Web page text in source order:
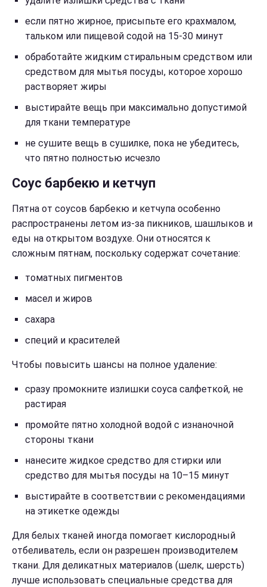
если пятно жирное, присыпьте его крахмалом,
тальком или пищевой содой на 15-30 минут
обработайте жидким стиральным средством или
средством для мытья посуды, которое хорошо
растворяет жиры
выстирайте вещь при максимально допустимой
для ткани температуре
не сушите вещь в сушилке, пока не убедитесь,
что пятно полностью исчезло
Соус барбекю и кетчуп
Пятна от соусов барбекю и кетчупа особенно
распространены летом из-за пикников, шашлыков и
еды на открытом воздухе. Они относятся к
сложным пятнам, поскольку содержат сочетание:
томатных пигментов
масел и жиров
сахара
специй и красителей
Чтобы повысить шансы на полное удаление:
сразу промокните излишки соуса салфеткой, не
растирая
промойте пятно холодной водой с изнаночной
стороны ткани
нанесите жидкое средство для стирки или
средство для мытья посуды на 10–15 минут
выстирайте в соответствии с рекомендациями
на этикетке одежды
Для белых тканей иногда помогает кислородный
отбеливатель, если он разрешен производителем
ткани. Для деликатных материалов (шелк, шерсть)
лучше использовать специальные средства для